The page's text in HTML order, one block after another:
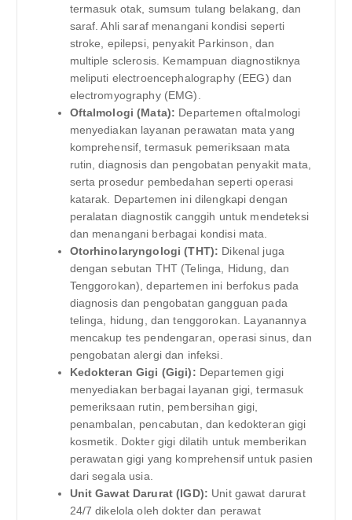
termasuk otak, sumsum tulang belakang, dan
saraf. Ahli saraf menangani kondisi seperti
stroke, epilepsi, penyakit Parkinson, dan
multiple sclerosis. Kemampuan diagnostiknya
meliputi electroencephalography (EEG) dan
electromyography (EMG).
Oftalmologi (Mata): Departemen oftalmologi
menyediakan layanan perawatan mata yang
komprehensif, termasuk pemeriksaan mata
rutin, diagnosis dan pengobatan penyakit mata,
serta prosedur pembedahan seperti operasi
katarak. Departemen ini dilengkapi dengan
peralatan diagnostik canggih untuk mendeteksi
dan menangani berbagai kondisi mata.
Otorhinolaryngologi (THT): Dikenal juga
dengan sebutan THT (Telinga, Hidung, dan
Tenggorokan), departemen ini berfokus pada
diagnosis dan pengobatan gangguan pada
telinga, hidung, dan tenggorokan. Layanannya
mencakup tes pendengaran, operasi sinus, dan
pengobatan alergi dan infeksi.
Kedokteran Gigi (Gigi): Departemen gigi
menyediakan berbagai layanan gigi, termasuk
pemeriksaan rutin, pembersihan gigi,
penambalan, pencabutan, dan kedokteran gigi
kosmetik. Dokter gigi dilatih untuk memberikan
perawatan gigi yang komprehensif untuk pasien
dari segala usia.
Unit Gawat Darurat (IGD): Unit gawat darurat
24/7 dikelola oleh dokter dan perawat